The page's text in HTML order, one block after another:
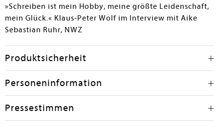
»Schreiben ist mein Hobby, meine größte Leidenschaft,
mein Glück.« Klaus-Peter Wolf im Interview mit Aike
Sebastian Ruhr, NWZ
Produktsicherheit
Personeninformation
Pressestimmen